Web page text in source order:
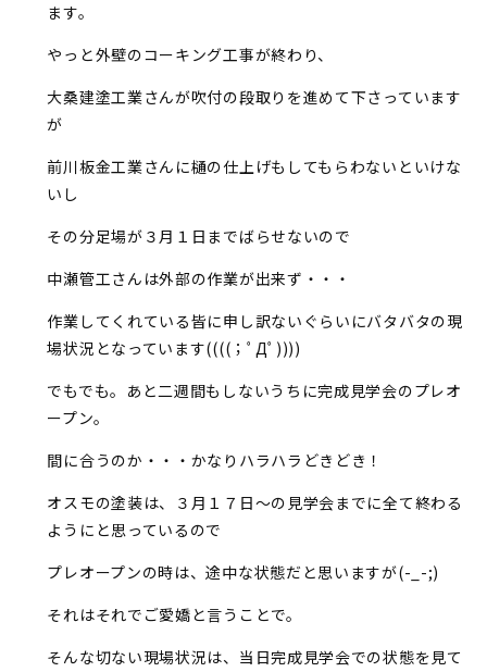
ます。
やっと外壁のコーキング工事が終わり、
大桑建塗工業さんが吹付の段取りを進めて下さっています
が
前川板金工業さんに樋の仕上げもしてもらわないといけな
いし
その分足場が３月１日までばらせないので
中瀬管工さんは外部の作業が出来ず・・・
作業してくれている皆に申し訳ないぐらいにバタバタの現
場状況となっています((((；ﾟДﾟ))))
でもでも。あと二週間もしないうちに完成見学会のプレオ
ープン。
間に合うのか・・・かなりハラハラどきどき！
オスモの塗装は、３月１７日～の見学会までに全て終わる
ようにと思っているので
プレオープンの時は、途中な状態だと思いますが(-_-;)
それはそれでご愛嬌と言うことで。
そんな切ない現場状況は、当日完成見学会での状態を見て